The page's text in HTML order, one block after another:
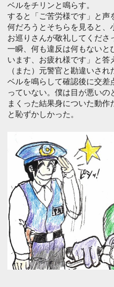
ベルをチリンと鳴らす。
すると「ご苦労様です」と声
何だろうとそちらを見ると、
お巡りさんが敬礼してくださ
一瞬、何も違反は何もないと
います、お疲れ様です」と
（また）元警官と勘違いされ
ベルを鳴らして確認後に交差
っていない。僕は目が悪い
まくった結果身についた動
と恥ずかしかった。